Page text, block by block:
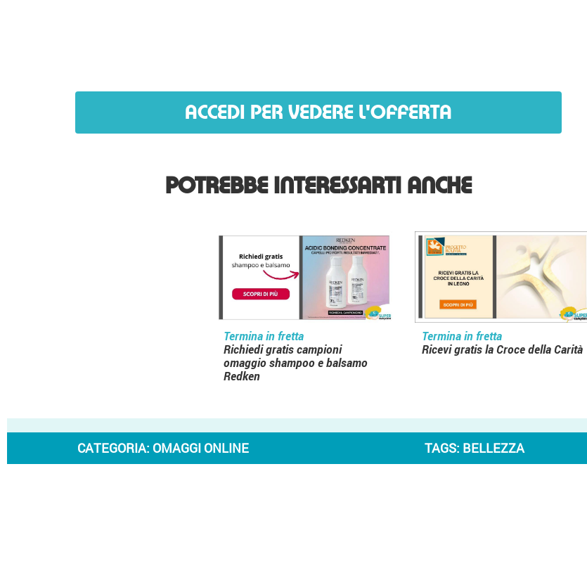
ACCEDI PER VEDERE L'OFFERTA
POTREBBE INTERESSARTI ANCHE
Termina in fretta
Richiedi gratis campioni
omaggio shampoo e balsamo
Redken
Termina in fretta
Ricevi gratis la Croce della Carità
CATEGORIA: OMAGGI ONLINE TAGS: BELLEZZA